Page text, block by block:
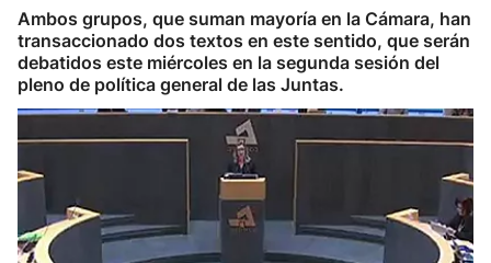
Ambos grupos, que suman mayoría en la Cámara, han
transaccionado dos textos en este sentido, que serán
debatidos este miércoles en la segunda sesión del
pleno de política general de las Juntas.